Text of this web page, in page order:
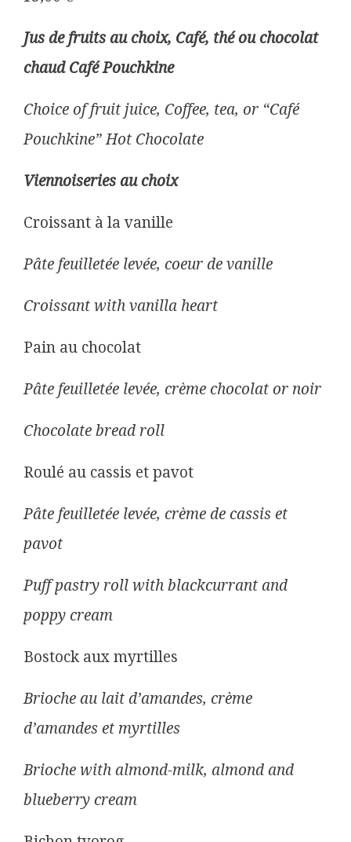
Jus de fruits au choix, Café, thé ou chocolat
chaud Café Pouchkine
Choice of fruit juice, Coffee, tea, or “Café
Pouchkine” Hot Chocolate
Viennoiseries au choix
Croissant à la vanille
Pâte feuilletée levée, coeur de vanille
Croissant with vanilla heart
Pain au chocolat
Pâte feuilletée levée, crème chocolat or noir
Chocolate bread roll
Roulé au cassis et pavot
Pâte feuilletée levée, crème de cassis et
pavot
Puff pastry roll with blackcurrant and
poppy cream
Bostock aux myrtilles
Brioche au lait d’amandes, crème
d’amandes et myrtilles
Brioche with almond-milk, almond and
blueberry cream